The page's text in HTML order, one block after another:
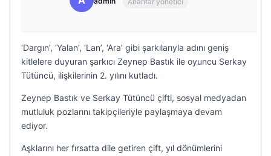
‘Dargın’, ‘Yalan’, ‘Lan’, ‘Ara’ gibi şarkılarıyla adını geniş
kitlelere duyuran şarkıcı Zeynep Bastık ile oyuncu Serkay
Tütüncü, ilişkilerinin 2. yılını kutladı.
Zeynep Bastık ve Serkay Tütüncü çifti, sosyal medyadan
mutluluk pozlarını takipçileriyle paylaşmaya devam
ediyor.
Aşklarını her fırsatta dile getiren çift, yıl dönümlerini